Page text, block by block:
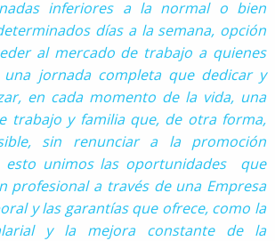
inferiores a la normal o bien
días a la semana, opción
al mercado de trabajo a quienes
jornada completa que dedicar y
en cada momento de la vida, una
trabajo y familia que, de otra forma,
sin renunciar a la promoción
esto unimos las oportunidades que
profesional a través de una Empresa
y las garantías que ofrece, como la
y la mejora constante de la